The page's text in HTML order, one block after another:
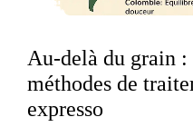
Au-delà du grain :
méthodes de
expresso